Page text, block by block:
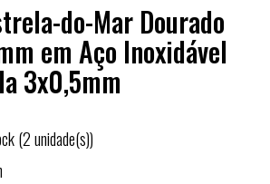
do-Mar Dourado
em Aço Inoxidável
3x0,5mm
(2 unidade(s))